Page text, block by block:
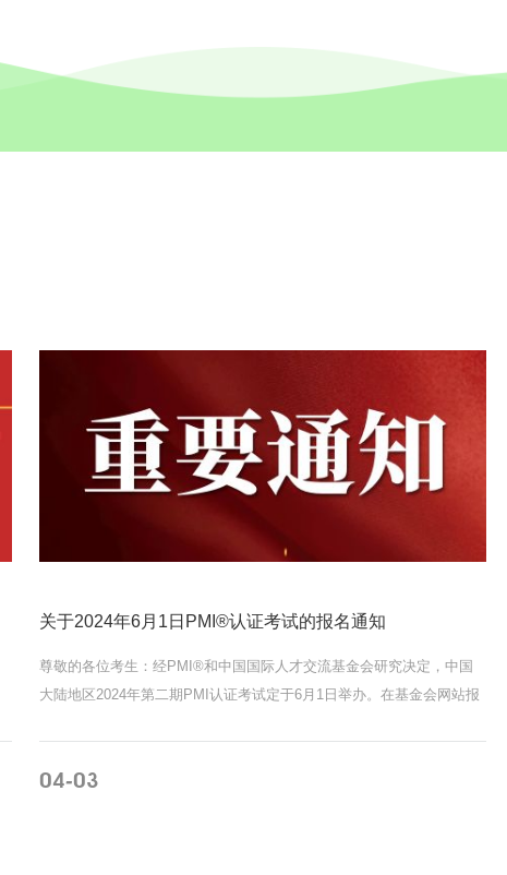
关于2024年6月1日PMI®认证考试的报名通知
04-03
尊敬的各位考生：经PMI®和中国国际人才交流基金会研究决定，中国
大陆地区2024年第二期PMI认证考试定于6月1日举办。在基金会网站报